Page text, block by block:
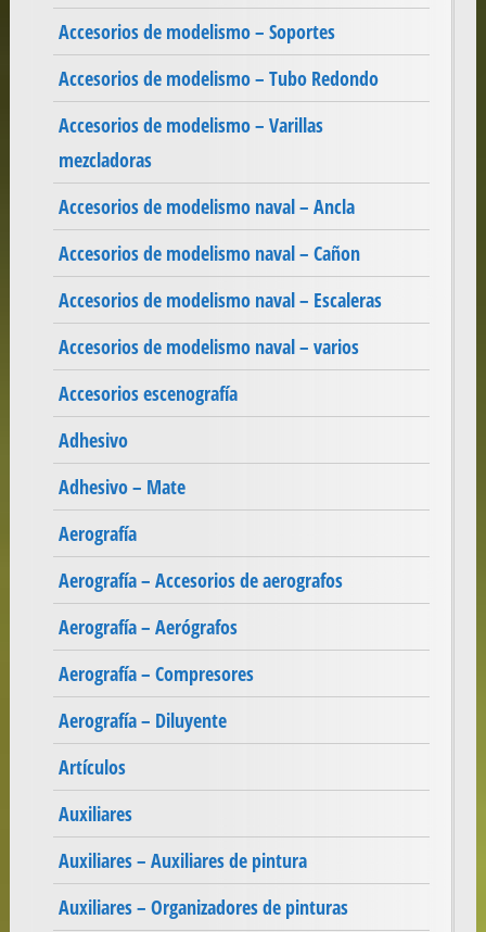
Accesorios de modelismo – Soportes
Accesorios de modelismo – Tubo Redondo
Accesorios de modelismo – Varillas
mezcladoras
Accesorios de modelismo naval – Ancla
Accesorios de modelismo naval – Cañon
Accesorios de modelismo naval – Escaleras
Accesorios de modelismo naval – varios
Accesorios escenografía
Adhesivo
Adhesivo – Mate
Aerografía
Aerografía – Accesorios de aerografos
Aerografía – Aerógrafos
Aerografía – Compresores
Aerografía – Diluyente
Artículos
Auxiliares
Auxiliares – Auxiliares de pintura
Auxiliares – Organizadores de pinturas